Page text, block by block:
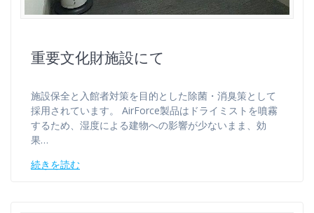
重要文化財施設にて
施設保全と入館者対策を目的とした除菌・消臭策として
採用されています。 AirForce製品はドライミストを噴霧
するため、湿度による建物への影響が少ないまま、効
果…
続きを読む